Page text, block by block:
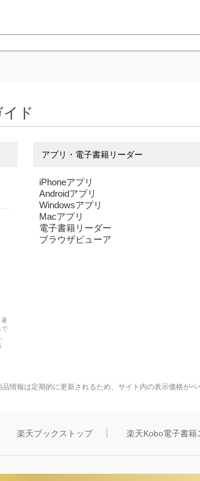
ド
著
で
アプリ・電子書籍リーダー
iPhoneアプリ
Androidアプリ
Windowsアプリ
Macアプリ
電子書籍リーダー
ブラウザビューア
品情報は定期的に更新されるため、サイト内の表示価格が
楽天ブックストップ 楽天Kobo電子書籍